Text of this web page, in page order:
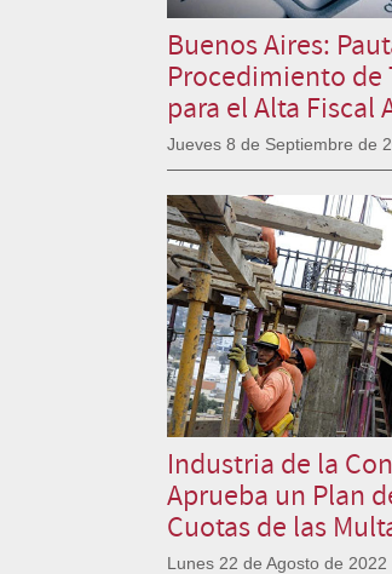
Buenos Aires:
Procedimiento de
para el Alta Fiscal
Jueves 8 de Septiembre de
Industria de la
Aprueba un Plan
Cuotas de las
Lunes 22 de Agosto de 2022